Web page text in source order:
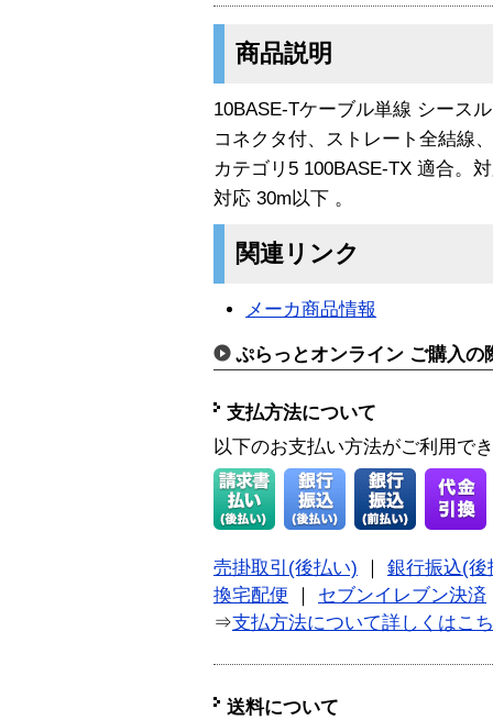
商品説明
10BASE-Tケーブル単線 シース
コネクタ付、ストレート全結線
カテゴリ5 100BASE-TX 適合。
対応 30m以下 。
関連リンク
メーカ商品情報
ぷらっとオンライン ご購入の
支払方法について
以下のお支払い方法がご利用で
売掛取引(後払い)
銀行振込(後
換宅配便
セブンイレブン決済
⇒支払方法について詳しくはこ
送料について